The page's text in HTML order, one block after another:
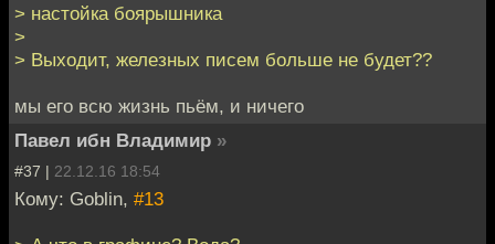
> настойка боярышника
>
> Выходит, железных писем больше не будет??
мы его всю жизнь пьём, и ничего
Павел ибн Владимир »
#37 | 22.12.16 18:54
Кому: Goblin, #13